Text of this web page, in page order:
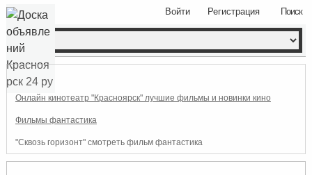
Поиск
Войти Регистрация
Онлайн кинотеатр "Красноярск" лучшие фильмы и новинки кино
Фильмы фантастика
"Сквозь горизонт" смотреть фильм фантастика